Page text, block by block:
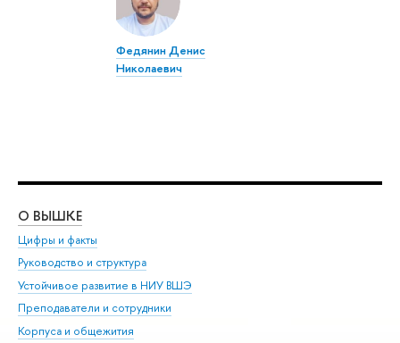
Федянин Денис
Николаевич
О ВЫШКЕ
Цифры и факты
Руководство и структура
Устойчивое развитие в НИУ ВШЭ
Преподаватели и сотрудники
Корпуса и общежития